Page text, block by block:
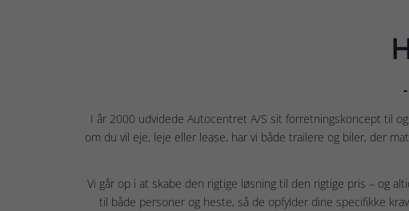
I år 2000 udvidede Autocentret A/S sit forretningskoncept til
om du vil eje, leje eller lease, har vi både trailere og biler, der
Vi går op i at skabe den rigtige løsning til den rigtige pris – og
til både personer og heste, så de opfylder dine specifikke